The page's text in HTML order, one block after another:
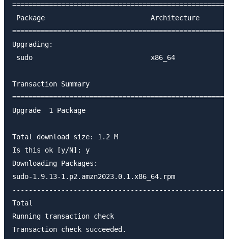
Package                          Architecture
Upgrading:
sudo                             x86_64
Transaction Summary
Upgrade  1 Package
Total download size: 1.2 M
Is this ok [y/N]: y
Downloading Packages:
sudo-1.9.13-
Total
Running transaction check
Transaction check succeeded.